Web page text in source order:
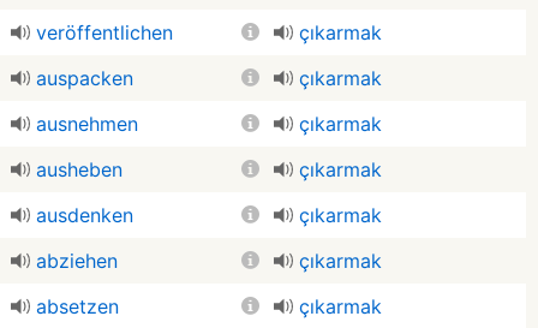
veröffentlichen
çıkarmak
auspacken
çıkarmak
ausnehmen
çıkarmak
ausheben
çıkarmak
ausdenken
çıkarmak
abziehen
çıkarmak
absetzen
çıkarmak